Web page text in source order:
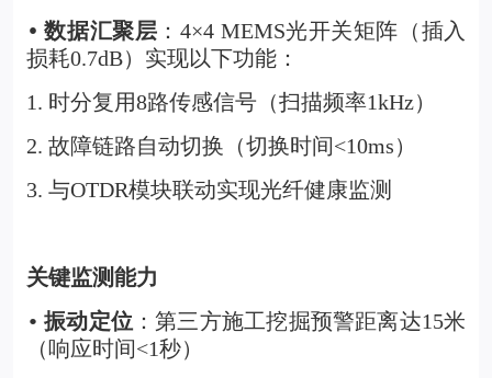
• 数据汇聚层 ：4×4 MEMS光开关矩阵（插入
损耗0.7dB）实现以下功能：
1. 时分复用8路传感信号（扫描频率1kHz）
2. 故障链路自动切换（切换时间<10ms）
3. 与OTDR模块联动实现光纤健康监测
关键监测能力
• 振动定位 ：第三方施工挖掘预警距离达15米
（响应时间<1秒）